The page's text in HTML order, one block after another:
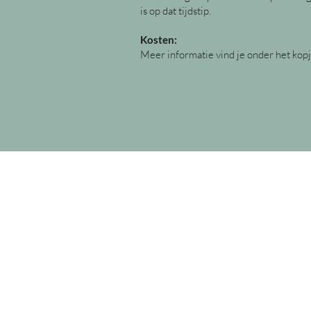
is op dat tijdstip.
Kosten:
Meer informatie vind je onder het